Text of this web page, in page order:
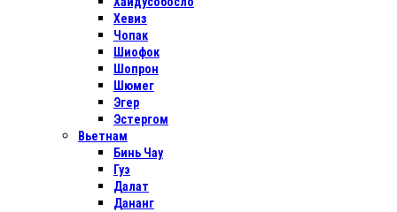
Хевиз
Чопак
Шиофок
Шопрон
Шюмег
Эгер
Эстергом
Вьетнам
Бинь Чау
Гуэ
Далат
Дананг